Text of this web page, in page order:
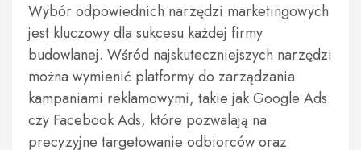
Wybór odpowiednich narzędzi marketingowych
jest kluczowy dla sukcesu każdej firmy
budowlanej. Wśród najskuteczniejszych narzędzi
można wymienić platformy do zarządzania
kampaniami reklamowymi, takie jak Google Ads
czy Facebook Ads, które pozwalają na
precyzyjne targetowanie odbiorców oraz